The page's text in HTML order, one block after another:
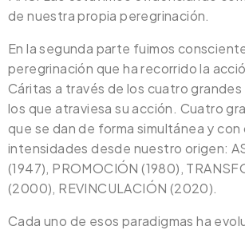
de nuestra propia peregrinación.
En la segunda parte fuimos
peregrinación que ha recorrido la
Cáritas a través de los cuatro
los que atraviesa su acción. Cuatro
que se dan de forma simultánea y con
intensidades desde nuestro origen:
(1947), PROMOCIÓN (1980),
(2000), REVINCULACIÓN (2020).
Cada uno de esos paradigmas ha